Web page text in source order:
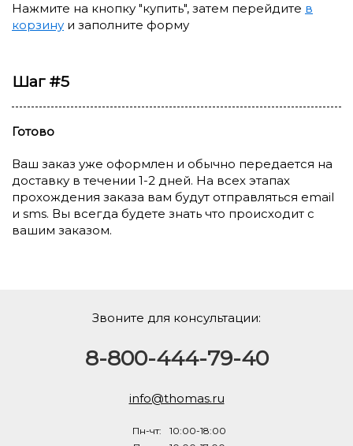
Нажмите на кнопку "купить", затем перейдите в
корзину и заполните форму
Шаг #5
Готово
Ваш заказ уже оформлен и обычно передается на
доставку в течении 1-2 дней. На всех этапах
прохождения заказа вам будут отправляться email
и sms. Вы всегда будете знать что происходит с
вашим заказом.
Звоните для консультации:
8-800-444-79-40
info@thomas.ru
Пн-чт:
10:00-18:00